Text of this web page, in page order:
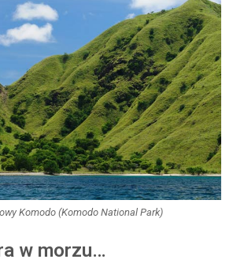
Komodo (Komodo National Park)
w morzu…